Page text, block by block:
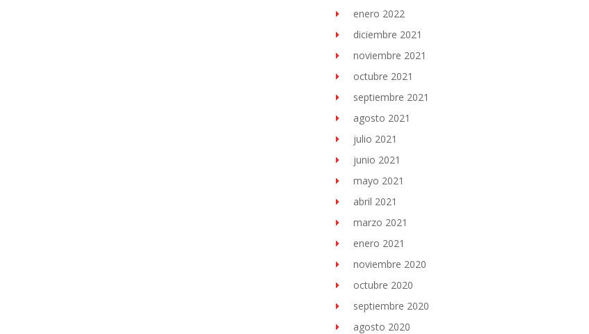
enero 2022
diciembre 2021
noviembre 2021
octubre 2021
septiembre 2021
agosto 2021
julio 2021
junio 2021
mayo 2021
abril 2021
marzo 2021
enero 2021
noviembre 2020
octubre 2020
septiembre 2020
agosto 2020